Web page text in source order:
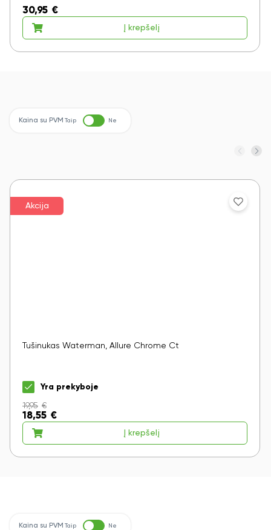
30,95 €
Į krepšelį
Kaina su PVM Taip Ne
Akcija
Tušinukas Waterman, Allure Chrome Ct
Yra prekyboje
19,95 €
18,55 €
Į krepšelį
Kaina su PVM Taip Ne